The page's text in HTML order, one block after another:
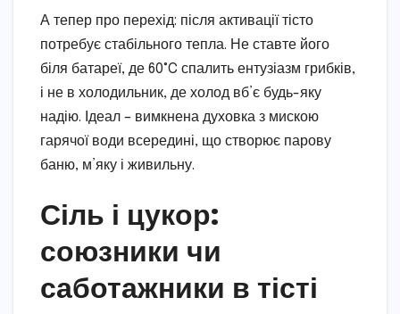
А тепер про перехід: після активації тісто
потребує стабільного тепла. Не ставте його
біля батареї, де 60°C спалить ентузіазм грибків,
і не в холодильник, де холод вб’є будь-яку
надію. Ідеал – вимкнена духовка з мискою
гарячої води всередині, що створює парову
баню, м’яку і живильну.
Сіль і цукор:
союзники чи
саботажники в тісті